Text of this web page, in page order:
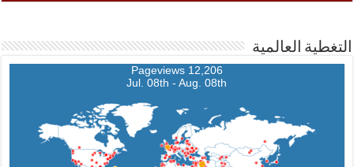
التغطية العالمية
12,206 Pageviews
Jul. 08th - Aug. 08th